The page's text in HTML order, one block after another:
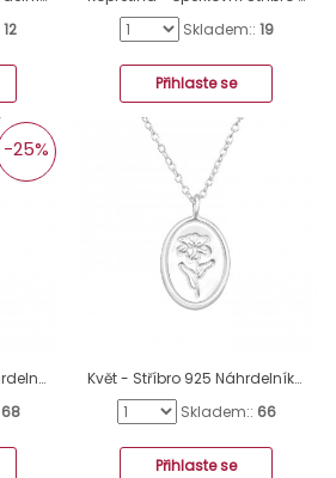
12
Skladem:: 19
Přihlaste se
Kotva - Stříbro 925 Náhrdelníky bez kamenů A4S43500
-25%
68
Květ - Stříbro 925 Náhrdelníky bez kamenů A4S40736
Skladem:: 66
Přihlaste se